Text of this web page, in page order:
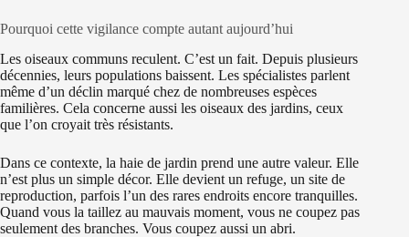
Pourquoi cette vigilance compte autant aujourd’hui
Les oiseaux communs reculent. C’est un fait. Depuis plusieurs
décennies, leurs populations baissent. Les spécialistes parlent
même d’un déclin marqué chez de nombreuses espèces
familières. Cela concerne aussi les oiseaux des jardins, ceux
que l’on croyait très résistants.
Dans ce contexte, la haie de jardin prend une autre valeur. Elle
n’est plus un simple décor. Elle devient un refuge, un site de
reproduction, parfois l’un des rares endroits encore tranquilles.
Quand vous la taillez au mauvais moment, vous ne coupez pas
seulement des branches. Vous coupez aussi un abri.